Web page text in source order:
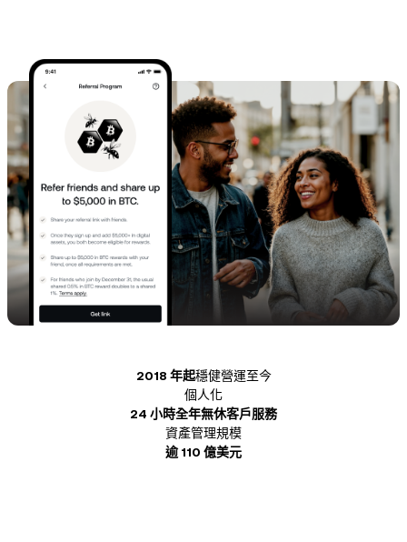
Credit Line
Zero-interest Credit
合約
Nexo Card
私人客戶
會員計劃
Payment Gateway
Ethereum ETH
NEXO Token NEXO 1.37%
0%
USD Coin USDC 0%
Polkadot DOT 0.61%
安全
新聞與洞察
幫助中心
財富學院
2018 年起穩健營運至今
個人化
24 小時全年無休客戶服務
資產管理規模
逾 110 億美元